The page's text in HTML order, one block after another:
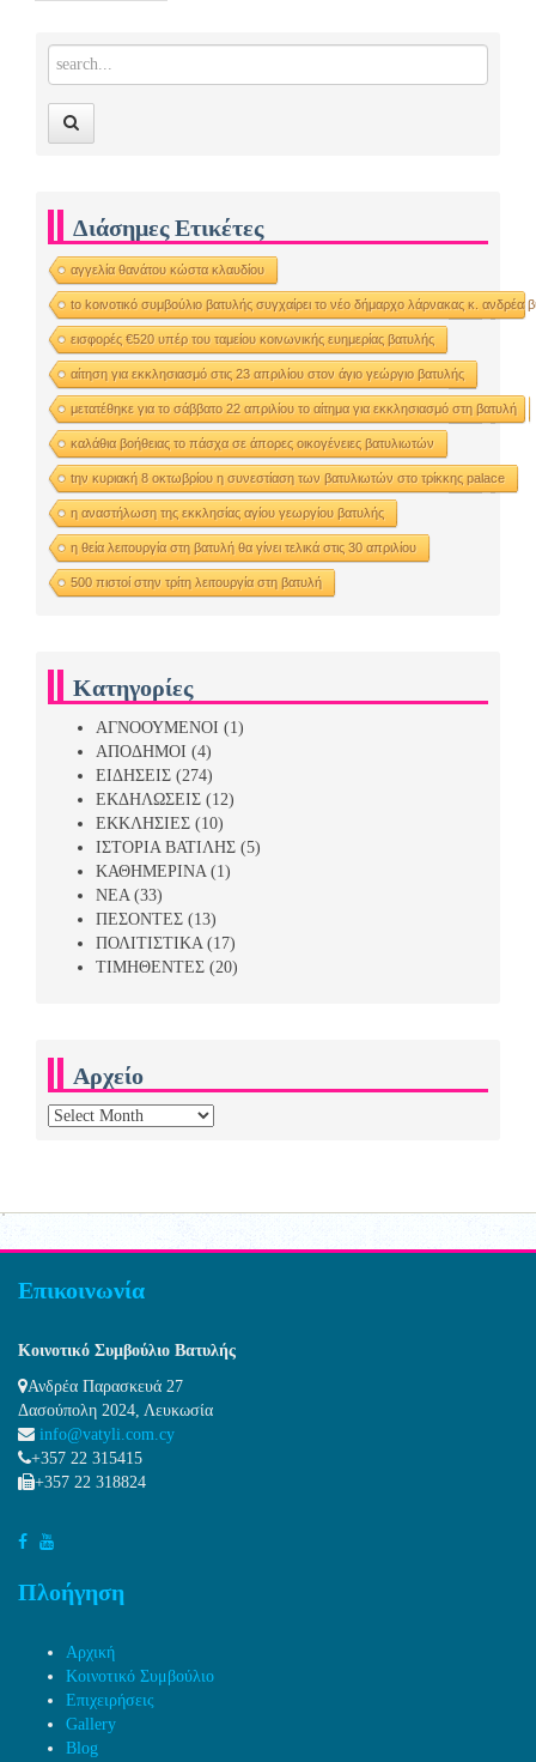
Διάσημες Ετικέτες
αγγελία θανάτου κώστα κλαυδίου
to kοινοτικό συμβούλιο βατυλής συγχαίρει το νέο δήμαρχο λάρνακας κ. ανδρέα
εισφορές €520 υπέρ του ταμείου κοινωνικής ευημερίας βατυλής
αίτηση για εκκλησιασμό στις 23 απριλίου στον άγιο γεώργιο βατυλής
μετατέθηκε για το σάββατο 22 απριλίου το αίτημα για εκκλησιασμό στη βατυλή
καλάθια βοήθειας το πάσχα σε άπορες οικογένειες βατυλιωτών
tην κυριακή 8 οκτωβρίου η συνεστίαση των βατυλιωτών στο τρίκκης palace
η αναστήλωση της εκκλησίας αγίου γεωργίου βατυλής
η θεία λειτουργία στη βατυλή θα γίνει τελικά στις 30 απριλίου
500 πιστοί στην τρίτη λειτουργία στη βατυλή
Κατηγορίες
ΑΓΝΟΟΥΜΕΝΟΙ (1)
ΑΠΟΔΗΜΟΙ (4)
ΕΙΔΗΣΕΙΣ (274)
ΕΚΔΗΛΩΣΕΙΣ (12)
ΕΚΚΛΗΣΙΕΣ (10)
ΙΣΤΟΡΙΑ ΒΑΤΙΛΗΣ (5)
ΚΑΘΗΜΕΡΙΝΑ(1)
ΝΕΑ(33)
ΠΕΣΟΝΤΕΣ (13)
ΠΟΛΙΤΙΣΤΙΚΑ(17)
ΤΙΜΗΘΕΝΤΕΣ (20)
Αρχείο
Αρχείο
Επικοινωνία
Κοινοτικό Συμβούλιο Βατυλής
Ανδρέα Παρασκευά 27
Δασούπολη 2024, Λευκωσία
info@vatyli.com.cy
+357 22 315415
+357 22 318824
Πλοήγηση
Αρχική
Κοινοτικό Συμβούλιο
Επιχειρήσεις
Gallery
Blog